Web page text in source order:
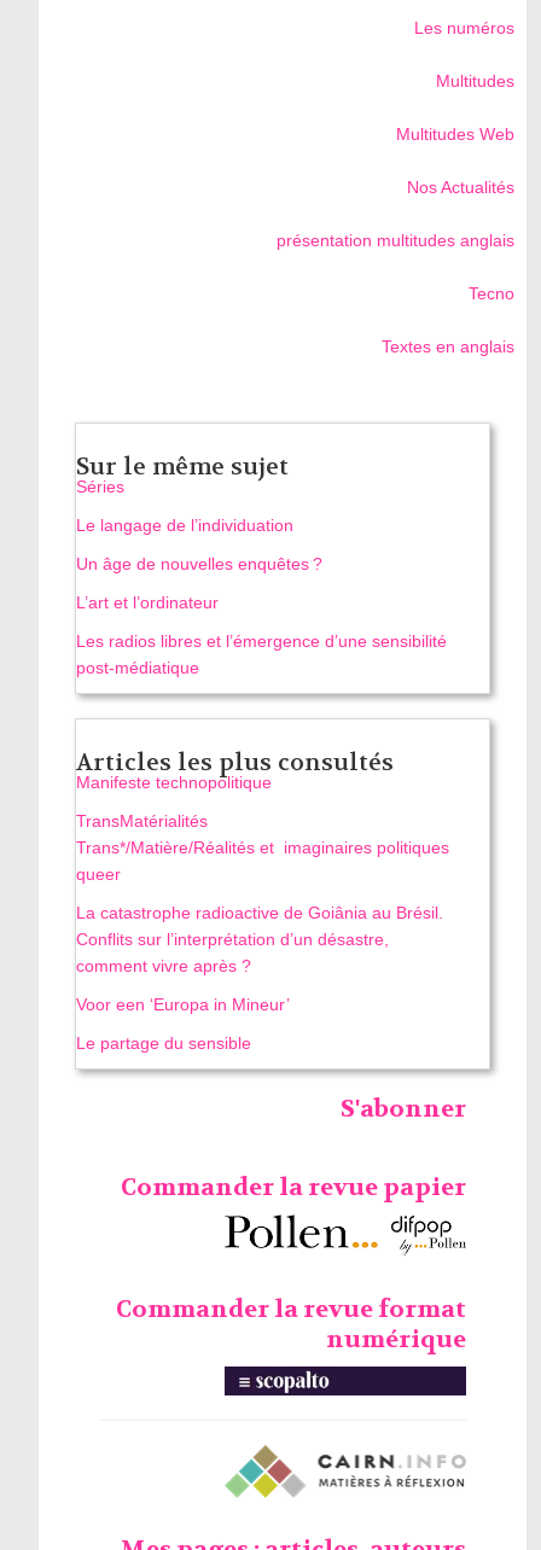
Les numéros
Multitudes
Multitudes Web
Nos Actualités
présentation multitudes anglais
Tecno
Textes en anglais
Sur le même sujet
Séries
Le langage de l’individuation
Un âge de nouvelles enquêtes ?
L’art et l’ordinateur
Les radios libres et l’émergence d’une sensibilité
post-médiatique
Articles les plus consultés
Manifeste technopolitique
TransMatérialités
Trans*/Matière/Réalités et imaginaires politiques
queer
La catastrophe radioactive de Goiânia au Brésil.
Conflits sur l’interprétation d’un désastre,
comment vivre après ?
Voor een ‘Europa in Mineur’
Le partage du sensible
S'abonner
Commander la revue papier
Commander la revue format
numérique